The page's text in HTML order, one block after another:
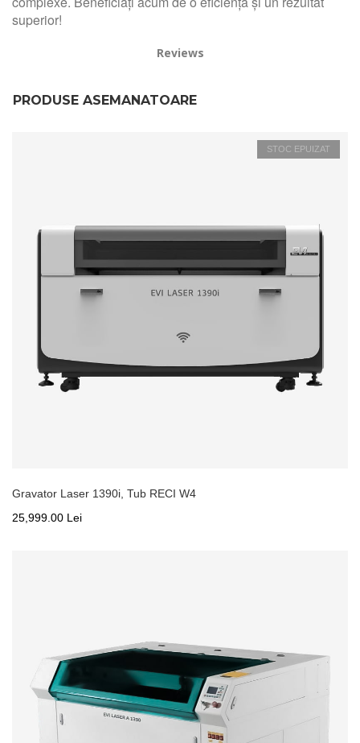
superior!
Reviews
PRODUSE ASEMANATOARE
STOC EPUIZAT
Gravator Laser 1390i, Tub RECI W4
25,999.00 Lei